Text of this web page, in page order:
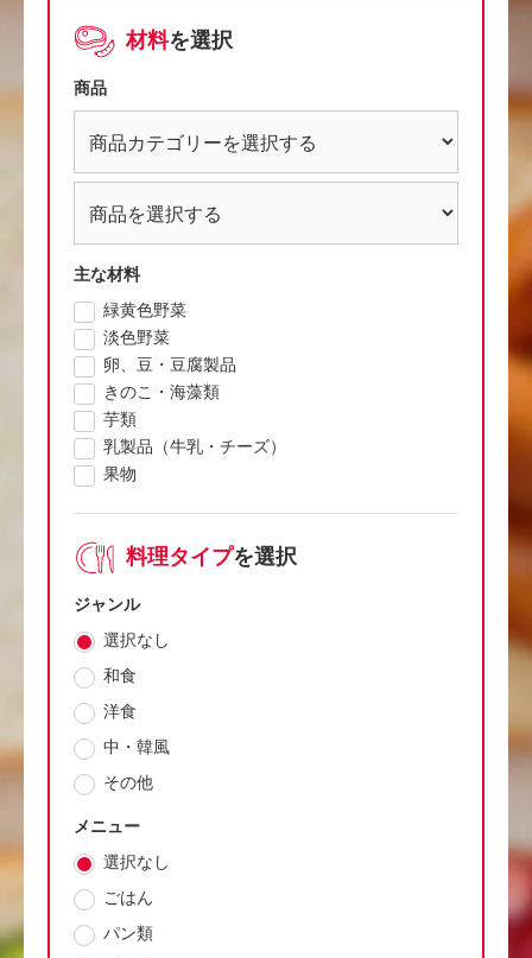
材料を選択
商品
主な材料
緑黄色野菜
淡色野菜
卵、豆・豆腐製品
きのこ・海藻類
芋類
乳製品（牛乳・チーズ）
果物
料理タイプを選択
ジャンル
選択なし
和食
洋食
中・韓風
その他
メニュー
選択なし
ごはん
パン類